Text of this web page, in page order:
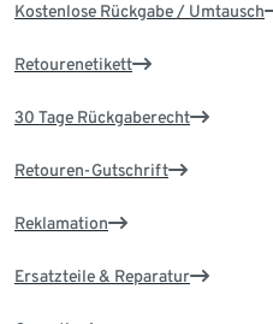
Kostenlose Rückgabe / Umtausch
Retourenetikett
30 Tage Rückgaberecht
Retouren-Gutschrift
Reklamation
Ersatzteile & Reparatur